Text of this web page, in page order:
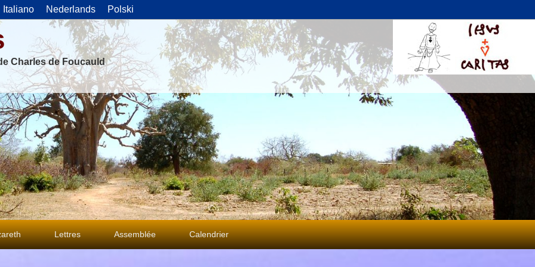
Italiano Nederlands Polski
Charles de Foucauld
Lettres Assemblée Calendrier